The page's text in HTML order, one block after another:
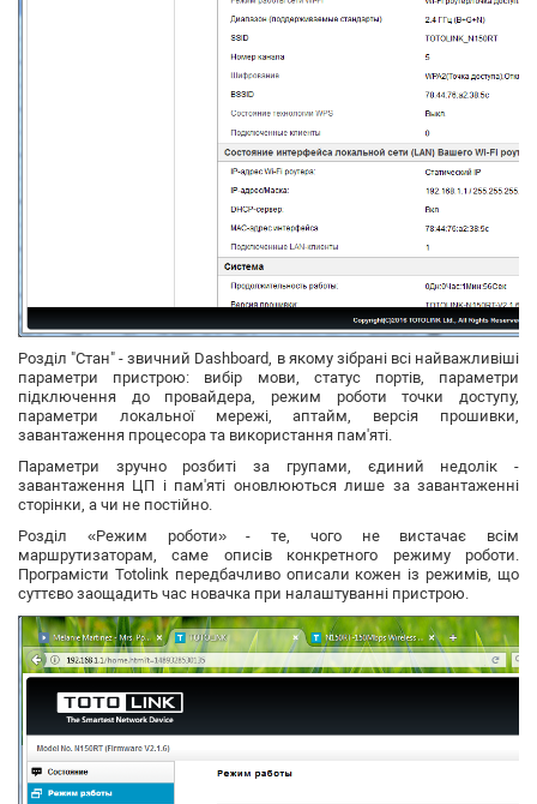
Розділ "Стан" - звичний Dashboard, в якому зібрані всі найважливіші
параметри пристрою: вибір мови, статус портів, параметри
підключення до провайдера, режим роботи точки доступу,
параметри локальної мережі, аптайм, версія прошивки,
завантаження процесора та використання пам'яті.
Параметри зручно розбиті за групами, єдиний недолік -
завантаження ЦП і пам'яті оновлюються лише за завантаженні
сторінки, а чи не постійно.
Розділ «Режим роботи» - те, чого не вистачає всім
маршрутизаторам, саме описів конкретного режиму роботи.
Програмісти Totolink передбачливо описали кожен із режимів, що
суттєво заощадить час новачка при налаштуванні пристрою.